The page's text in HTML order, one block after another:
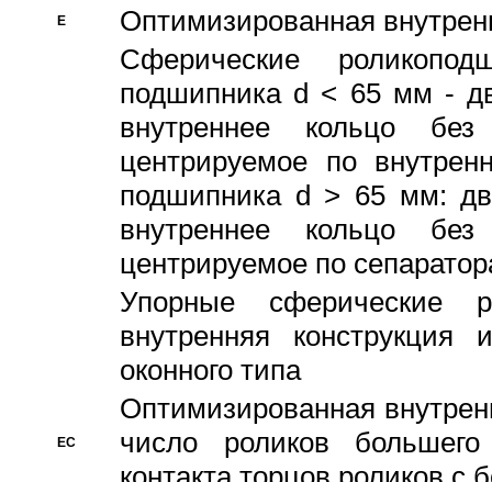
E
Оптимизированная
Сферические
подшипника d < 65 мм -
внутреннее кольцо
центрируемое по
подшипника d > 65 мм:
внутреннее кольцо
центрируемое по
Упорные сферические
внутренняя
оконного типа
EC
Oптимизированная
число роликов